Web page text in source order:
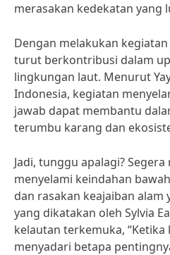
merasakan kedekatan yang
Dengan melakukan
turut berkontribusi dalam
lingkungan laut. Menurut
Indonesia, kegiatan
jawab dapat membantu
terumbu karang dan
Jadi, tunggu apalagi?
menyelami keindahan
dan rasakan keajaiban alam
yang dikatakan oleh Sylvia
kelautan terkemuka,
menyadari betapa